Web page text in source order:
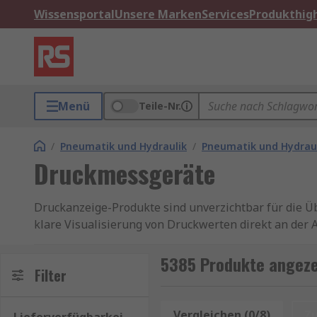
WissensportalUnsere MarkenServices
Menü Teile-Nr.
/ Pneumatik und Hydraulik / Pneumatik und
Druckmessgeräte
Druckanzeige-Produkte sind unverzichtbar für die
klare Visualisierung von Druckwerten direkt an der
Display. Unsere Druckluftmanometer sind robust,
Filter 5385 Produkte